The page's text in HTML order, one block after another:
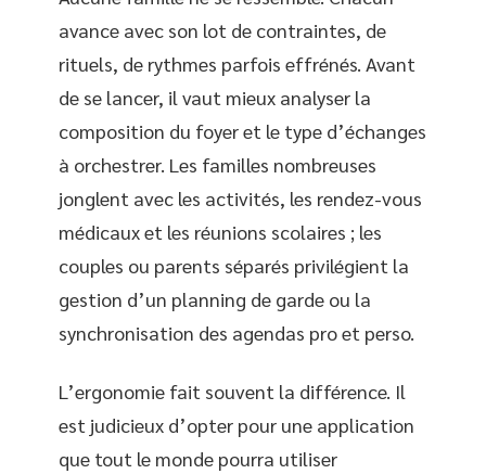
avance avec son lot de contraintes, de
rituels, de rythmes parfois effrénés. Avant
de se lancer, il vaut mieux analyser la
composition du foyer et le type d’échanges
à orchestrer. Les familles nombreuses
jonglent avec les activités, les rendez-vous
médicaux et les réunions scolaires ; les
couples ou parents séparés privilégient la
gestion d’un planning de garde ou la
synchronisation des agendas pro et perso.
L’ergonomie fait souvent la différence. Il
est judicieux d’opter pour une application
que tout le monde pourra utiliser